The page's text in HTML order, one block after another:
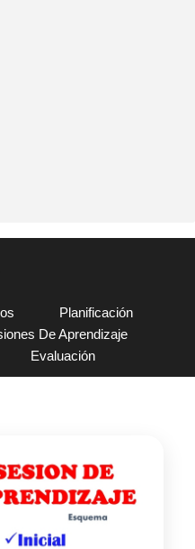
Planificación
De Aprendizaje
Evaluación